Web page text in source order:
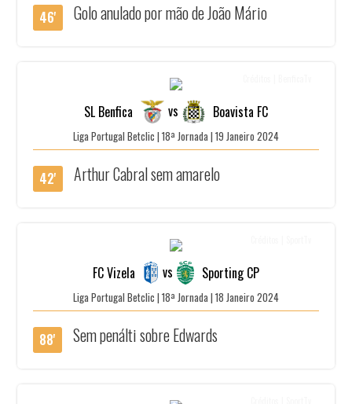
46' Golo anulado por mão de João Mário
SL Benfica vs Boavista FC
Liga Portugal Betclic | 18ª Jornada | 19 Janeiro 2024
42' Arthur Cabral sem amarelo
FC Vizela vs Sporting CP
Liga Portugal Betclic | 18ª Jornada | 18 Janeiro 2024
88' Sem penálti sobre Edwards